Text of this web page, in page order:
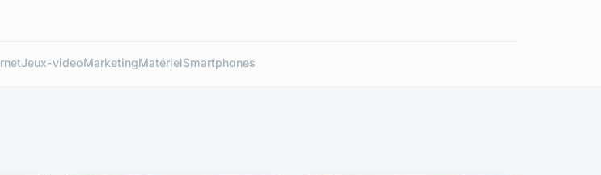
Jeux-videoMarketingMatérielSmartphones